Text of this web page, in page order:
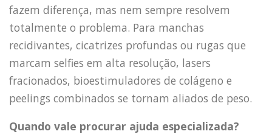
fazem diferença, mas nem sempre resolvem
totalmente o problema. Para manchas
recidivantes, cicatrizes profundas ou rugas que
marcam selfies em alta resolução, lasers
fracionados, bioestimuladores de colágeno e
peelings combinados se tornam aliados de peso.
Quando vale procurar ajuda especializada?